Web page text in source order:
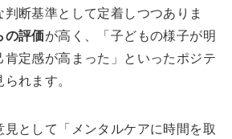
断基準として定着しつつありま
の評価が高く、「子どもの様子が明
肯定感が高まった」といったポジテ
れます。
として「メンタルケアに時間を取